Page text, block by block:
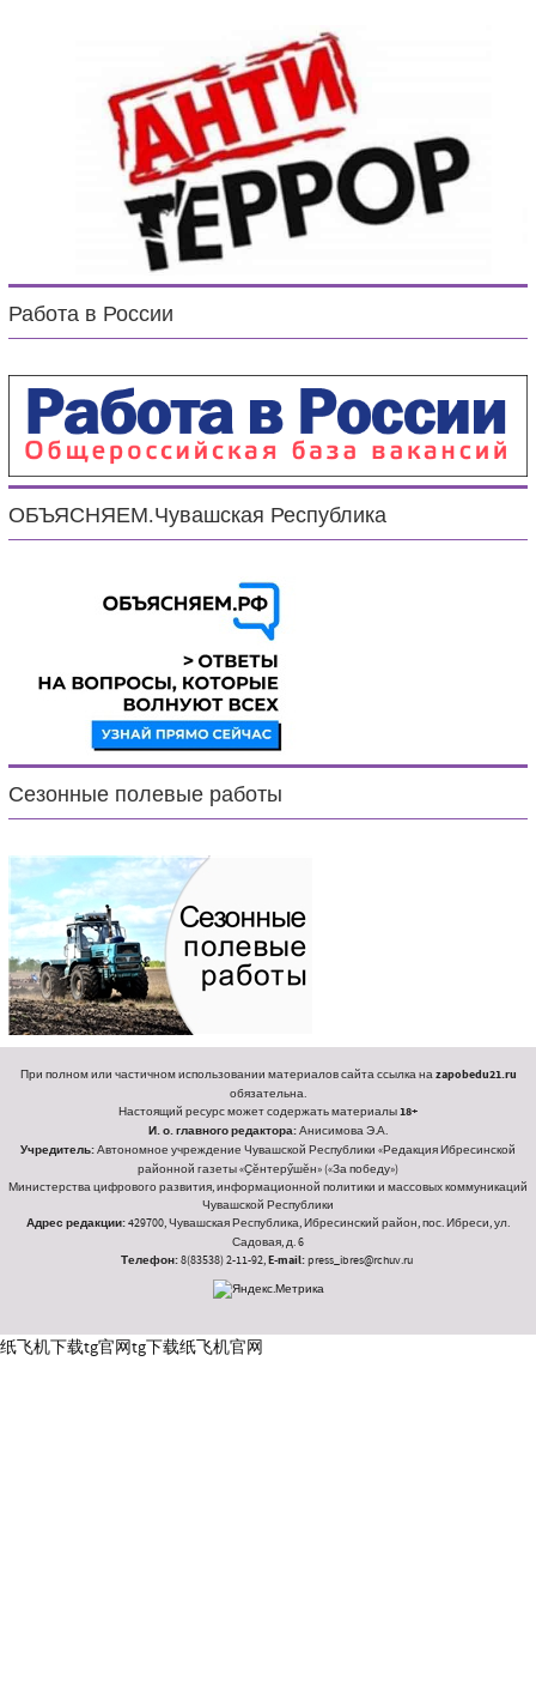
Работа в России
ОБЪЯСНЯЕМ.Чувашская Республика
Сезонные полевые работы
При полном или частичном использовании материалов сайта ссылка наzapobedu21.ru
обязательна.
Настоящий ресурс может содержать материалы18+
И. о. главного редактора:Анисимова Э.А.
Учредитель:Автономное учреждение Чувашской Республики «Редакция Ибресинской
районной газеты «Ҫӗнтерӳшӗн» («За победу»)
Министерства цифрового развития, информационной политики и массовых коммуникаций
Чувашской Республики
Адрес редакции:429700, Чувашская Республика, Ибресинский район, пос. Ибреси, ул.
Садовая, д. 6
Телефон:8(83538) 2-11-92,E-mail:press_ibres@rchuv.ru
纸飞机下载tg官网tg下载纸飞机官网